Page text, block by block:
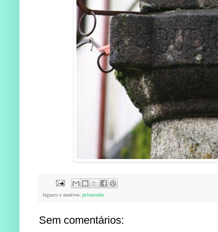
lugares e motivos: pelourinho
Sem comentários: